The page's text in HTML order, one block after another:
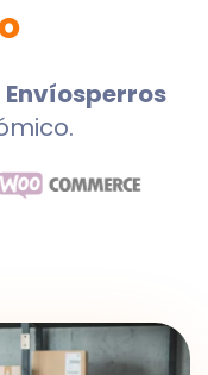
Envíosperros